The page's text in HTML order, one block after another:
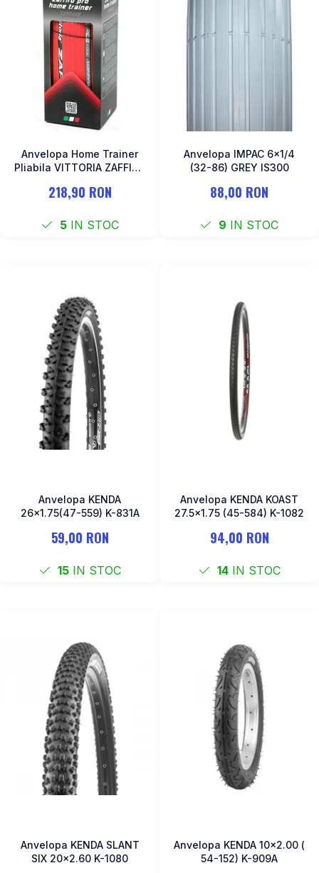
Anvelopa Home Trainer
Pliabila VITTORIA ZAFFIRO
218,90 RON
5IN STOC
Anvelopa IMPAC 6x1/4
(32-86) GREY IS300
88,00 RON
9 IN STOC
Anvelopa KENDA
26x1.75(47-559) K-831A
59,00 RON
15IN STOC
Anvelopa KENDA KOAST
27.5×1.75 (45-584) K-1082
94,00 RON
14IN STOC
Anvelopa KENDA SLANT
SIX 20x2.60 K-1080
Anvelopa KENDA 10x2.00 (
54-152) K-909A